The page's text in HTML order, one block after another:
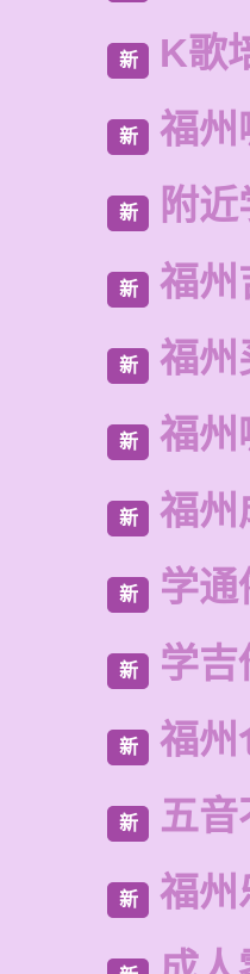
新 K歌
新 福州
新 附
新 福州
新 福州
新 福州
新 福州
新 学通
新 学吉
新 福州
新 五音
新 福州